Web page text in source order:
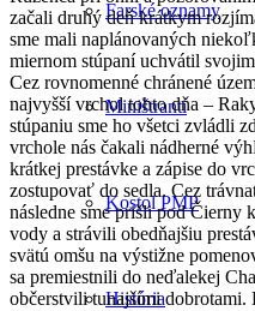
Farské oznamy
Miništranti
Kostol PMP
História
začali druhý deň krátkym
sme mali naplánovaných
miernom stúpaní uchvátil
Cez rovnomenné chránené
najvyšší vrchol tohto dňa –
stúpaniu sme ho všetci zvládli
vrchole nás čakali nádherné
krátkej prestávke a zápise do
zostupovať do sedla. Cez
následne sme prišli pod Čierny
vody a strávili obedňajšiu
svätú omšu na výstižne
sa premiestnili do neďalekej
občerstvili tunajšími